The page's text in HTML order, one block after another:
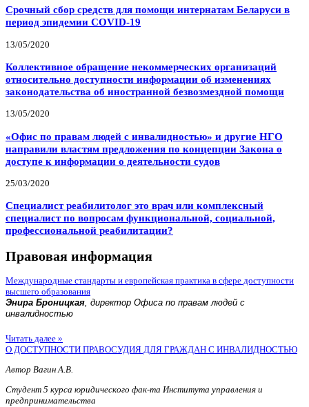
Срочный сбор средств для помощи интернатам Беларуси в
период эпидемии COVID-19
13/05/2020
Коллективное обращение некоммерческих организаций
относительно доступности информации об изменениях
законодательства об иностранной безвозмездной помощи
13/05/2020
«Офис по правам людей с инвалидностью» и другие НГО
направили властям предложения по концепции Закона о
доступе к информации о деятельности судов
25/03/2020
Специалист реабилитолог это врач или комплексный
специалист по вопросам функциональной, социальной,
профессиональной реабилитации?
Правовая информация
Международные стандарты и европейская практика в сфере доступности
высшего образования
Энира Броницкая, директор Офиса по правам людей с
инвалидностью
Читать далее »
О ДОСТУПНОСТИ ПРАВОСУДИЯ ДЛЯ ГРАЖДАН С ИНВАЛИДНОСТЬЮ
Автор Вагин А.В.
Студент 5 курса юридического фак-та Института управления и
предпринимательства